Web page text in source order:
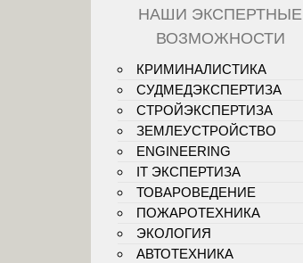
НАШИ ЭКСПЕРТНЫЕ
ВОЗМОЖНОСТИ
КРИМИНАЛИСТИКА
СУДМЕДЭКСПЕРТИЗА
СТРОЙЭКСПЕРТИЗА
ЗЕМЛЕУСТРОЙСТВО
ENGINEERING
IT ЭКСПЕРТИЗА
ТОВАРОВЕДЕНИЕ
ПОЖАРОТЕХНИКА
ЭКОЛОГИЯ
АВТОТЕХНИКА